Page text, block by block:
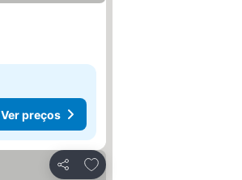
Ver preços
Partilhar
Adicionar aos favoritos